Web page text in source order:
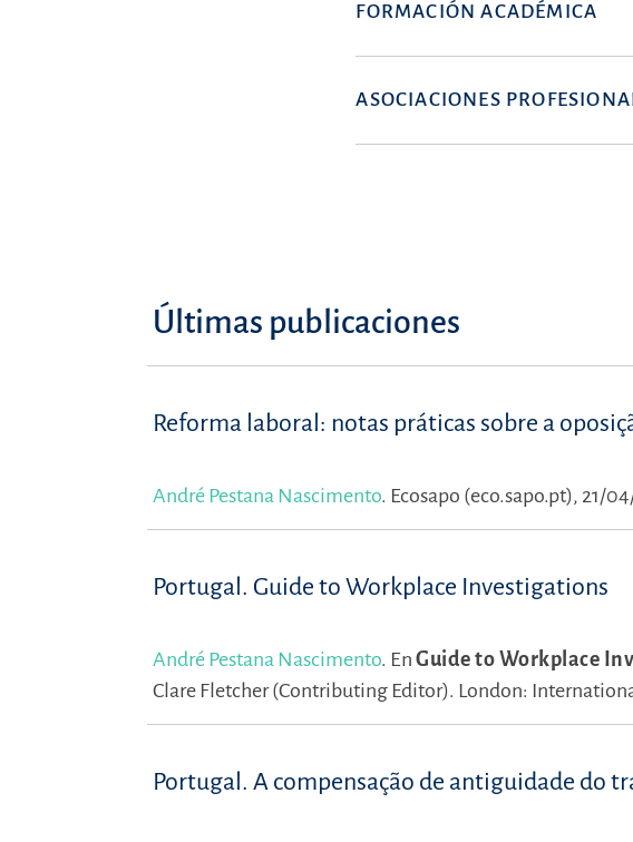
FORMACIÓN ACADÉMICA
ASOCIACIONES
Últimas publicaciones
Reforma laboral: notas práticas sobre a
André Pestana Nascimento. Ecosapo (eco.sapo.pt), 21/
Portugal. Guide to Workplace Investigations
André Pestana Nascimento. En Guide to Workplace
Clare Fletcher (Contributing Editor). London:
Portugal. A compensação de antiguidade do